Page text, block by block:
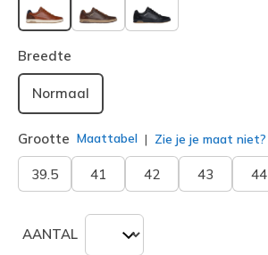
geselecteerd
Breedte
Normaal
Grootte Maattabel Zie je je maat niet?
39.5 41 42 43 44
AANTAL